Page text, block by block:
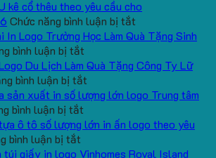
Mồ
Hô
Trán
In
Logo
Toshiba
Làm
Quà
Tặng
Cung
cấp
băng
đô
tay
in
số
lượng
lớn
logo
aginode
kê cổ thêu theo yêu cầu cho
Chức năng bình luận bị tắt
Quà
gối
kê
thêu
yêu
In Logo Trường Học Làm Quà Tặng Sinh
bình luận bị tắt
Gấu
Bông
Mini
Logo
Học
Du Lịch Làm Quà Tặng Công Ty Lữ
bình luận bị tắt
Gối
U
Logo
sản xuất in số lượng lớn logo Trung tâm
bình luận bị tắt
Mẫu
koala
ô tô số lượng lớn in ấn logo theo yêu
bình luận bị tắt
Đặt
túi giấy in logo Vinhomes Royal Island